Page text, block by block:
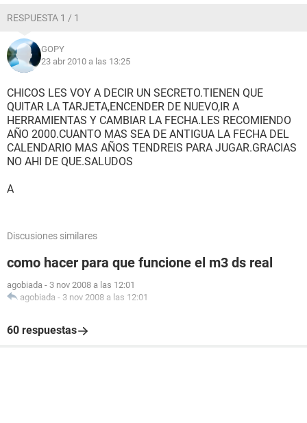
RESPUESTA 1 / 1
GOPY
23 abr 2010 a las 13:25
CHICOS LES VOY A DECIR UN SECRETO.TIENEN QUE
QUITAR LA TARJETA,ENCENDER DE NUEVO,IR A
HERRAMIENTAS Y CAMBIAR LA FECHA.LES RECOMIENDO
AÑO 2000.CUANTO MAS SEA DE ANTIGUA LA FECHA DEL
CALENDARIO MAS AÑOS TENDREIS PARA JUGAR.GRACIAS
NO AHI DE QUE.SALUDOS
A
Discusiones similares
como hacer para que funcione el m3 ds real
agobiada - 3 nov 2008 a las 12:01
agobiada - 3 nov 2008 a las 12:01
60 respuestas